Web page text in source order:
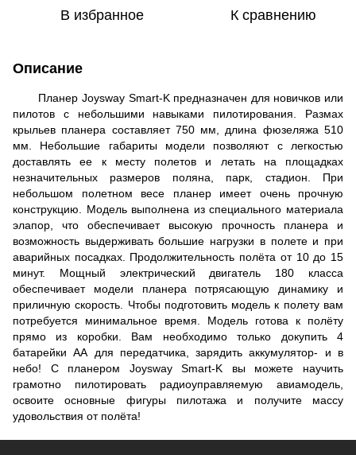
В избранное К сравнению
Описание
Планер Joysway Smart-K предназначен для новичков или
пилотов с небольшими навыками пилотирования. Размах
крыльев планера составляет 750 мм, длина фюзеляжа 510
мм. Небольшие габариты модели позволяют с легкостью
доставлять ее к месту полетов и летать на площадках
незначительных размеров поляна, парк, стадион. При
небольшом полетном весе планер имеет очень прочную
конструкцию. Модель выполнена из специального материала
элапор, что обеспечивает высокую прочность планера и
возможность выдерживать большие нагрузки в полете и при
аварийных посадках. Продолжительность полёта от 10 до 15
минут. Мощный электрический двигатель 180 класса
обеспечивает модели планера потрясающую динамику и
приличную скорость. Чтобы подготовить модель к полету вам
потребуется минимальное время. Модель готова к полёту
прямо из коробки. Вам необходимо только докупить 4
батарейки АА для передатчика, зарядить аккумулятор- и в
небо! С планером Joysway Smart-K вы можете научить
грамотно пилотировать радиоуправляемую авиамодель,
освоите основные фигуры пилотажа и получите массу
удовольствия от полёта!